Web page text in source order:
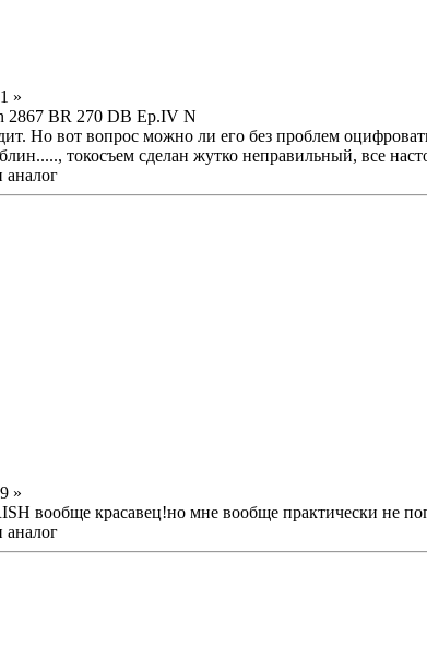
»
2867 BR 270 DB Ep.IV N
Но вот вопрос можно ли его без проблем
токосъем сделан жутко неправильный, все
»
вообще красавец!но мне вообще практически не